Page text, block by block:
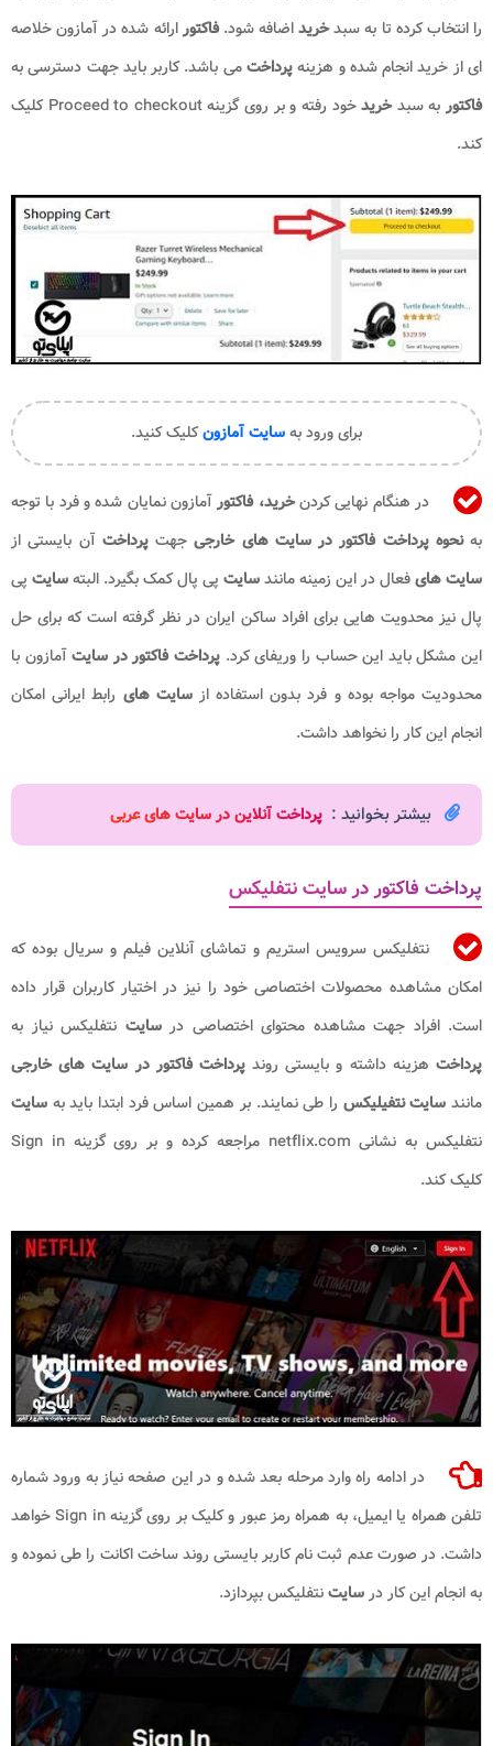
را انتخاب کرده تا به سبدخریداضافه شود.فاکتورارائه شده در آمازون خلاصه
ای از خرید انجام شده و هزینهپرداختمی باشد. کاربر باید جهت دسترسی به
فاکتوربه سبدخرید
خود رفته و بر روی گزینه Proceed to checkout کلیک
کند.
برای ورود بهسایت آمازونکلیک کنید.
در هنگام نهایی کردنخرید، فاکتورآمازون نمایان شده و فرد با توجه
بهنحوه پرداخت فاکتور در سایت های خارجی جهتپرداخت آن بایستی از
سایت هایفعال در این زمینه مانندسایت پی پال کمک بگیرد. البتهسایت پی
پال نیز محدویت هایی برای افراد ساکن ایران در نظر گرفته است که برای حل
این مشکل باید این حساب را وریفای کرد. پرداخت فاکتور در سایتآمازون با
محدودیت مواجه بوده و فرد بدون استفاده ازسایت های رابط ایرانی امکان
انجام این کار را نخواهد داشت.
بیشتر بخوانید : پرداخت آنلاین در سایت های عربی
پرداخت فاکتور در سایت نتفلیکس
نتفلیکس سرویس استریم و تماشای آنلاین فیلم و سریال بوده که
امکان مشاهده محصولات اختصاصی خود را نیز در اختیار کاربران قرار داده
است. افراد جهت مشاهده محتوای اختصاصی درسایت نتفلیکس نیاز به
پرداخت هزینه داشته و بایستی روندپرداخت فاکتور در سایت های خارجی
مانندسایت نتفیلیکس را طی نمایند. بر همین اساس فرد ابتدا باید به سایت
نتفلیکس به نشانی netflix.com مراجعه کرده و بر روی گزینه Sign in
کلیک کند.
در ادامه راه وارد مرحله بعد شده و در این صفحه نیاز به ورود شماره
تلفن همراه یا ایمیل، به همراه رمز عبور و کلیک بر روی گزینه Sign in خواهد
داشت. در صورت عدم ثبت نام کاربر بایستی روند ساخت اکانت را طی نموده و
به انجام این کار درسایتنتفلیکس بپردازد.